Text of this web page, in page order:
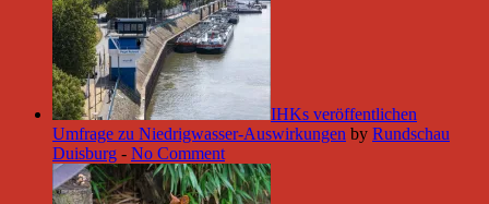
IHKs veröffentlichen
Umfrage zu Niedrigwasser-Auswirkungen by Rundschau
Duisburg - No Comment